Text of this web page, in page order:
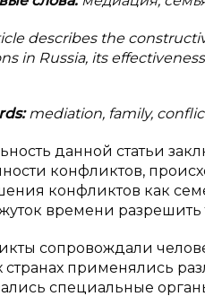
describes the
in Russia, its
mediation, family,
данной статьи
конфликтов,
конфликтов как
времени
сопровождали
странах применялись
специальные